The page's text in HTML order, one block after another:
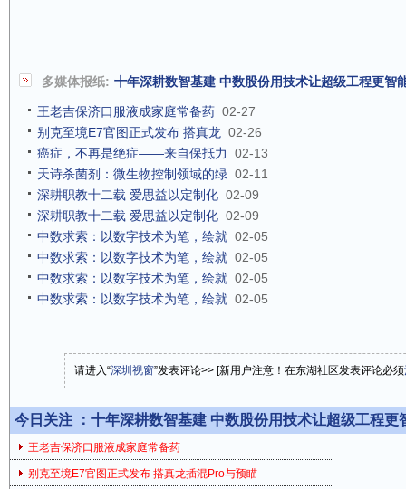
多媒体报纸: 十年深耕数智基建 中数股份用技术让超级工程更智
王老吉保济口服液成家庭常备药 02-27
别克至境E7官图正式发布 搭真龙 02-26
癌症，不再是绝症——来自保抵力
02-13
天诗杀菌剂：微生物控制领域的绿 02-11
深耕职教十二载 爱思益以定制化 02-09
深耕职教十二载 爱思益以定制化 02-09
中数求索：以数字技术为笔，绘就 02-05
中数求索：以数字技术为笔，绘就 02-05
中数求索：以数字技术为笔，绘就 02-05
中数求索：以数字技术为笔，绘就 02-05
请进入“深圳视窗”发表评论>> [新用户注意！在东湖社区发表评论必须
今日关注 ： 十年深耕数智基建 中数股份用技术让超级工程更
王老吉保济口服液成家庭常备药
别克至境E7官图正式发布 搭真龙插混Pro与预瞄